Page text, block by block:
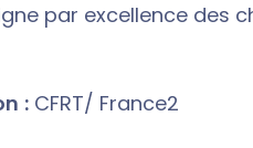
par excellence des
: CFRT/ France2